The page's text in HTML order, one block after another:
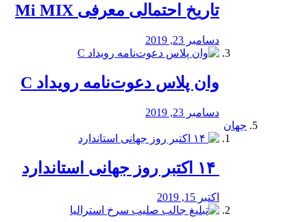
تاریخ احتمالی معرفی Mi MIX
دسامبر 23, 2019
وان پلاس دعوت‌نامه رویداد C
دسامبر 23, 2019
جهان
اکتبر 15, 2019